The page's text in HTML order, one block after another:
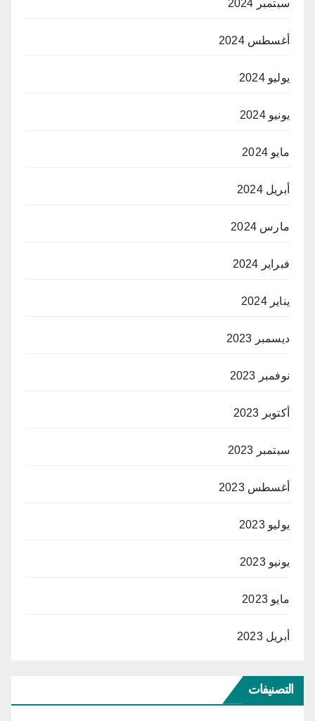
سبتمبر 2024
أغسطس 2024
يوليو 2024
يونيو 2024
مايو 2024
أبريل 2024
مارس 2024
فبراير 2024
يناير 2024
ديسمبر 2023
نوفمبر 2023
أكتوبر 2023
سبتمبر 2023
أغسطس 2023
يوليو 2023
يونيو 2023
مايو 2023
أبريل 2023
التصنيفات